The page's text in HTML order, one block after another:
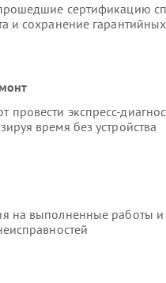
сертификацию
и сохранение гарантийных
экспресс-
время без устройства
на выполненные работы